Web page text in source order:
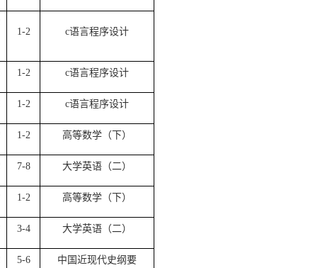
1-2
c语言程序设计
1-2 c语言程序设计
1-2 c语言程序设计
1-2 高等数学（下）
7-8 大学英语（二）
1-2 高等数学（下）
3-4 大学英语（二）
5-6 中国近现代史纲要